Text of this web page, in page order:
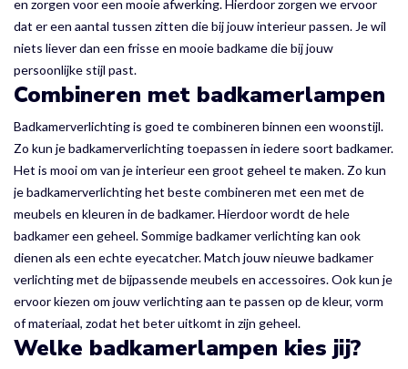
en zorgen voor een mooie afwerking. Hierdoor zorgen we ervoor
dat er een aantal tussen zitten die bij jouw interieur passen. Je wil
niets liever dan een frisse en mooie badkame die bij jouw
persoonlijke stijl past.
Combineren met badkamerlampen
Badkamerverlichting is goed te combineren binnen een woonstijl.
Zo kun je badkamerverlichting toepassen in iedere soort badkamer.
Het is mooi om van je interieur een groot geheel te maken. Zo kun
je badkamerverlichting het beste combineren met een met de
meubels en kleuren in de badkamer. Hierdoor wordt de hele
badkamer een geheel. Sommige badkamer verlichting kan ook
dienen als een echte eyecatcher. Match jouw nieuwe badkamer
verlichting met de bijpassende meubels en accessoires. Ook kun je
ervoor kiezen om jouw verlichting aan te passen op de kleur, vorm
of materiaal, zodat het beter uitkomt in zijn geheel.
Welke badkamerlampen kies jij?